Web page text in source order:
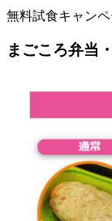
無料試食キャン
まごころ弁当